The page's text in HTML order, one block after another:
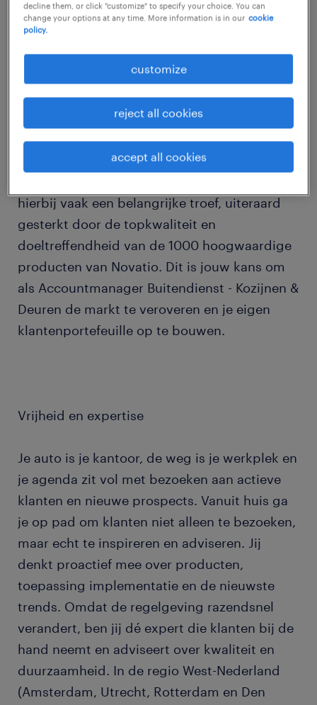
deurenbranche. Nu is het ideale moment
aangebroken om West‑Nederland actief te
overtuigen van de premium oplossingen die
Novatio biedt en zo onze positie in de markt
verder te versterken. Je denkt pro-actief en
adviserend mee over uitdagende reiniging,
afdichting en verlijming binnen het ramen- en
deurensegment. Tijdbesparend, efficiënter en
hierbij vaak een belangrijke troef, uiteraard
gesterkt door de topkwaliteit en
doeltreffendheid van de 1000 hoogwaardige
producten van Novatio. Dit is jouw kans om
als Accountmanager Buitendienst - Kozijnen &
Deuren de markt te veroveren en je eigen
klantenportefeuille op te bouwen.
Vrijheid en expertise
Je auto is je kantoor, de weg is je werkplek en
je agenda zit vol met bezoeken aan actieve
klanten en nieuwe prospects. Vanuit huis ga
je op pad om klanten niet alleen te bezoeken,
maar echt te inspireren en adviseren. Jij
denkt proactief mee over producten,
toepassing implementatie en de nieuwste
trends. Omdat de regelgeving razendsnel
verandert, ben jij dé expert die klanten bij de
hand neemt en adviseert over kwaliteit en
duurzaamheid. In de regio West-Nederland
(Amsterdam, Utrecht, Rotterdam en Den
decline them, or click "customize" to specify your choice. You can
change your options at any time. More information is in our cookie
policy.
customize
reject all cookies
accept all cookies